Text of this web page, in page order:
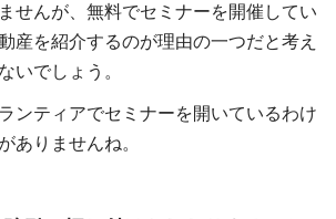
せんが、無料でセミナーを開催してい
産を紹介するのが理由の一つだと考え
いでしょう。
ンティアでセミナーを開いているわけ
ありませんね。